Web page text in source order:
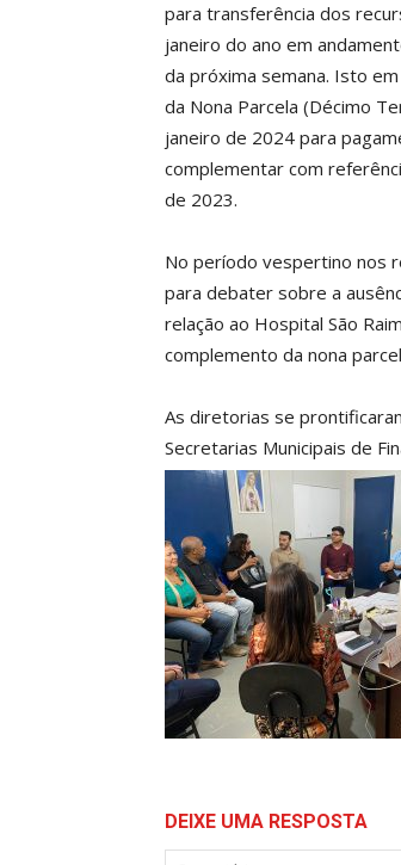
para transferência dos
janeiro do ano em
da próxima semana. Isto
da Nona Parcela (Décimo
janeiro de 2024 para
complementar com
de 2023.
No período vespertino nos
para debater sobre a
relação ao Hospital São
complemento da nona
As diretorias se
Secretarias Municipais de
DEIXE UMA RESPOSTA